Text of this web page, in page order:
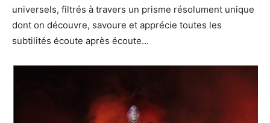
universels, filtrés à travers un prisme résolument unique
dont on découvre, savoure et apprécie toutes les
subtilités écoute après écoute…